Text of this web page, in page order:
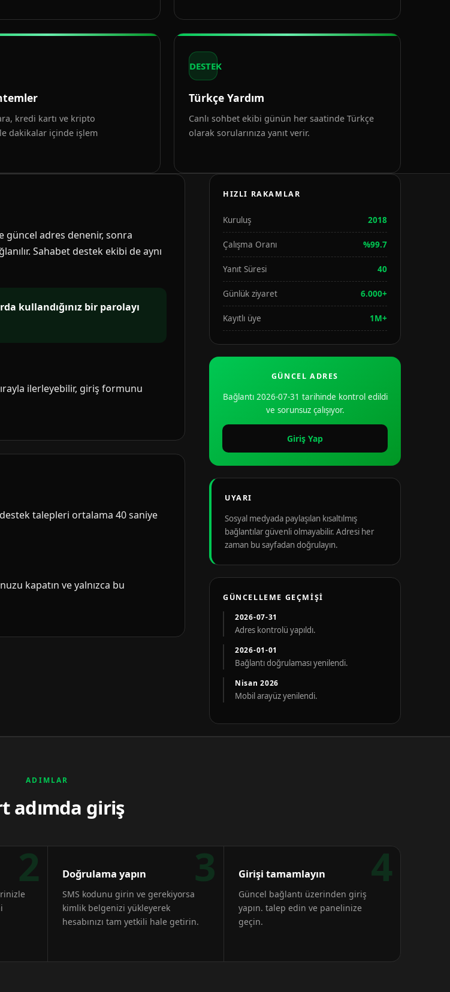
kredi kartı ve kripto
dakikalar içinde işlem
DESTEK
Türkçe Yardım
Canlı sohbet ekibi günün her saatinde Türkçe
olarak sorularınıza yanıt verir.
güncel adres denenir, sonra
Sahabet destek ekibi de aynı
kullandığınız bir parolayı
ilerleyebilir, giriş formunu
destek talepleri ortalama 40 saniye
kapatın ve yalnızca bu
HIZLI RAKAMLAR
Kuruluş 2018
Çalışma Oranı %99.7
Yanıt Süresi 40
Günlük ziyaret 6.000+
Kayıtlı üye 1M+
GÜNCEL ADRES
Bağlantı 2026-07-31 tarihinde kontrol edildi
ve sorunsuz çalışıyor.
Giriş Yap
UYARI
Sosyal medyada paylaşılan kısaltılmış
bağlantılar güvenli olmayabilir. Adresi her
zaman bu sayfadan doğrulayın.
GÜNCELLEME GEÇMIŞI
2026-07-31
Adres kontrolü yapıldı.
2026-01-01
Bağlantı doğrulaması yenilendi.
Nisan 2026
Mobil arayüz yenilendi.
ADIMLAR
adımda giriş
2 3
Doğrulama yapın
SMS kodunu girin ve gerekiyorsa
kimlik belgenizi yükleyerek
hesabınızı tam yetkili hale getirin.
4
Girişi tamamlayın
Güncel bağlantı üzerinden giriş
yapın. talep edin ve panelinize
geçin.